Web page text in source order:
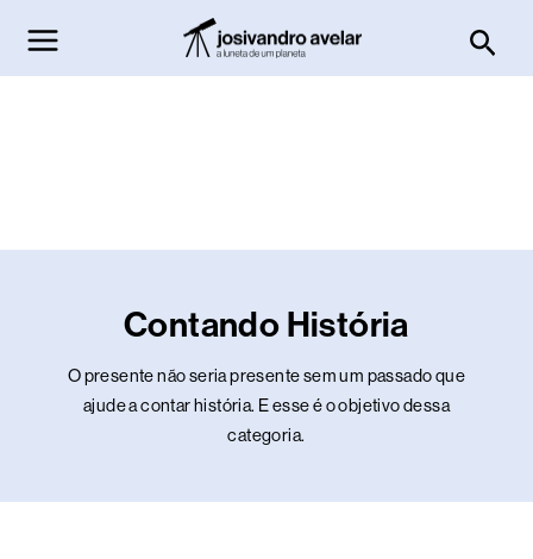
para
o
Contando História
O presente não seria presente sem um passado que
ajude a contar história. E esse é o objetivo dessa
categoria.